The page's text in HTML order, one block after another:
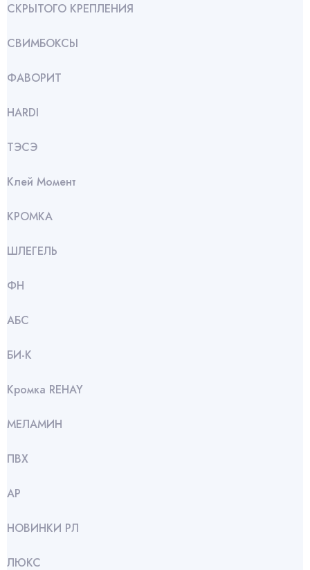
СКРЫТОГО КРЕПЛЕНИЯ
СВИМБОКСЫ
ФАВОРИТ
HARDI
ТЭСЭ
Клей Момент
КРОМКА
ШЛЕГЕЛЬ
ФН
АБС
БИ-К
Кромка REHAY
МЕЛАМИН
ПВХ
АР
НОВИНКИ РЛ
ЛЮКС